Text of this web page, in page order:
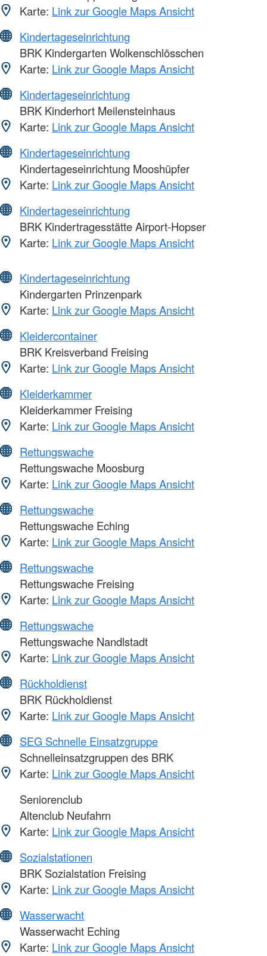
Karte: Link zur Google Maps Ansicht
Kindertageseinrichtung
BRK Kindergarten Wolkenschlösschen
Karte: Link zur Google Maps Ansicht
Kindertageseinrichtung
BRK Kinderhort Meilensteinhaus
Karte: Link zur Google Maps Ansicht
Kindertageseinrichtung
Kindertageseinrichtung Mooshüpfer
Karte: Link zur Google Maps Ansicht
Kindertageseinrichtung
BRK Kindertragesstätte Airport-Hopser
Karte: Link zur Google Maps Ansicht
Kindertageseinrichtung
Kindergarten Prinzenpark
Karte: Link zur Google Maps Ansicht
Kleidercontainer
BRK Kreisverband Freising
Karte: Link zur Google Maps Ansicht
Kleiderkammer
Kleiderkammer Freising
Karte: Link zur Google Maps Ansicht
Rettungswache
Rettungswache Moosburg
Karte: Link zur Google Maps Ansicht
Rettungswache
Rettungswache Eching
Karte: Link zur Google Maps Ansicht
Rettungswache
Rettungswache Freising
Karte: Link zur Google Maps Ansicht
Rettungswache
Rettungswache Nandlstadt
Karte: Link zur Google Maps Ansicht
Rückholdienst
BRK Rückholdienst
Karte: Link zur Google Maps Ansicht
SEG Schnelle Einsatzgruppe
Schnelleinsatzgruppen des BRK
Karte: Link zur Google Maps Ansicht
Seniorenclub
Altenclub Neufahrn
Karte: Link zur Google Maps Ansicht
Sozialstationen
BRK Sozialstation Freising
Karte: Link zur Google Maps Ansicht
Wasserwacht
Wasserwacht Eching
Karte: Link zur Google Maps Ansicht